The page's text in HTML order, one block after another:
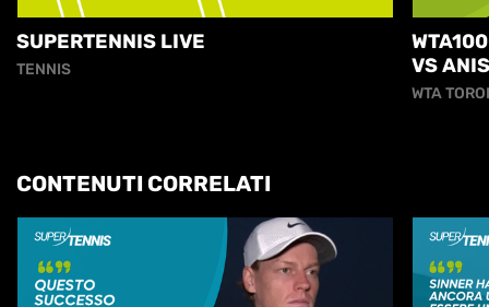
SUPERTENNIS LIVE
TENNIS
VS
WTA
CONTENUTI CORRELATI